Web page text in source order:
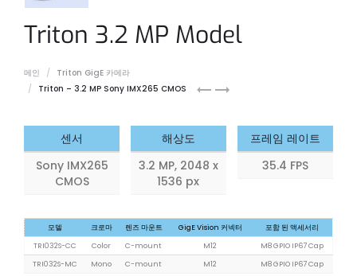
Triton 3.2 MP Model
메인
Triton GigE 카메라
Triton – 3.2 MP Sony IMX265 CMOS
Triton
센서
Sony IMX265
CMOS
해상도
3.2 MP, 2048 x
1536 px
프레임 레이트
35.4 FPS
모델 크로마 렌즈 마운트 GigE Vision 커넥터
포함 된 액세서리
TRI032S-CC
Color C-mount M12
M8 GPIO IP67 Cap
TRI032S-MC
Mono C-mount M12 M8 GPIO IP67 Cap